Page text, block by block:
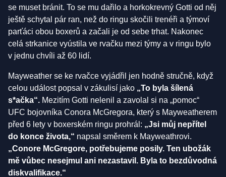
se muset bránit. To se mu dařilo a horkokrevný Gotti od něj
ještě schytal pár ran, než do ringu skočili trenéři a týmoví
parťáci obou boxerů a začali je od sebe trhat. Nakonec
celá strkanice vyústila ve rvačku mezi týmy a v ringu bylo
v jednu chvíli až 60 lidí.
Mayweather se ke rvačce vyjádřil jen hodně stručně, když
celou událost popsal v zákulisí jako „To byla šílená
s*ačka“. Mezitím Gotti nelenil a zavolal si na „pomoc“
UFC bojovníka Conora McGregora, který s Mayweatherem
před 6 lety v boxerském ringu prohrál: „Jsi můj nepřítel
do konce života,“ napsal směrem k Mayweathrovi.
„Conore McGregore, potřebujeme posily. Ten ubožák
mě vůbec nesejmul ani nezastavil. Byla to bezdůvodná
diskvalifikace.“